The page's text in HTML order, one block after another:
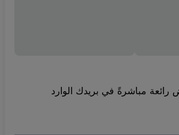
مباشرةً في بريدك الوارد